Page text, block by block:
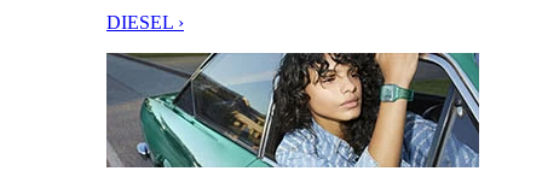
DIESEL ›